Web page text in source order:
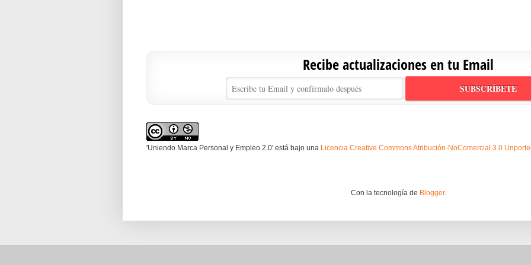
Recibe actualizaciones en tu Email
'Uniendo Marca Personal y Empleo 2.0' está bajo una Licencia Creative Commons Atribución-NoComercial 3.0
Con la tecnología de Blogger.